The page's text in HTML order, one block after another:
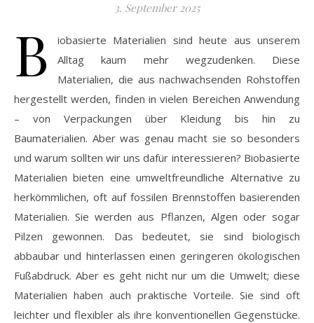
3. September 2025
B
iobasierte Materialien sind heute aus unserem
Alltag kaum mehr wegzudenken. Diese
Materialien, die aus nachwachsenden Rohstoffen
hergestellt werden, finden in vielen Bereichen Anwendung
– von Verpackungen über Kleidung bis hin zu
Baumaterialien. Aber was genau macht sie so besonders
und warum sollten wir uns dafür interessieren? Biobasierte
Materialien bieten eine umweltfreundliche Alternative zu
herkömmlichen, oft auf fossilen Brennstoffen basierenden
Materialien. Sie werden aus Pflanzen, Algen oder sogar
Pilzen gewonnen. Das bedeutet, sie sind biologisch
abbaubar und hinterlassen einen geringeren ökologischen
Fußabdruck. Aber es geht nicht nur um die Umwelt; diese
Materialien haben auch praktische Vorteile. Sie sind oft
leichter und flexibler als ihre konventionellen Gegenstücke.